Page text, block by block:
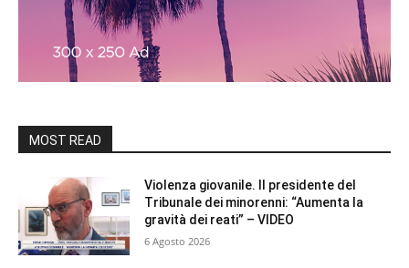
MOST READ
Violenza giovanile. Il presidente del
Tribunale dei minorenni: “Aumenta la
gravità dei reati” – VIDEO
6 Agosto 2026